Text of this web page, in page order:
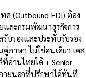
ศ (Outbound FDI) ต้อง
และกรมพัฒนาธุรกิจการ
บรองและประทับรับรอง
ภาษา ไม่ใช่คนเดียว เคส
อ่านไทยได้ + Senior
ายนอกที่ปรึกษาได้ทันที